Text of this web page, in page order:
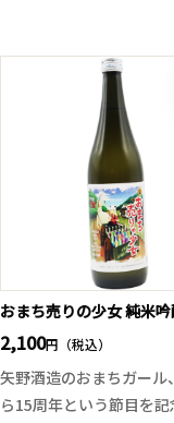
本のみの販売となってお
ご了承ください。 一回のご注文と
は、ご注文頂き商品がお
元に届くまでを一回とさ
ております。
口に含むと、ゆずのやさ
とほのかな甘みがふわり
ール度数5%と軽やかで、
苦手な方でも楽しみやす
そのまま冷やしてストレ
しむのはもちろん、ヨー
アイスにかければ大人の
としてもおすすめ！
食後にゆったり楽しみた
酒蔵仕込みの癒し系リキ
おまち売りの少女 純米
2,100円（税込）
矢野酒造のおまちガール
ら15周年という節目を